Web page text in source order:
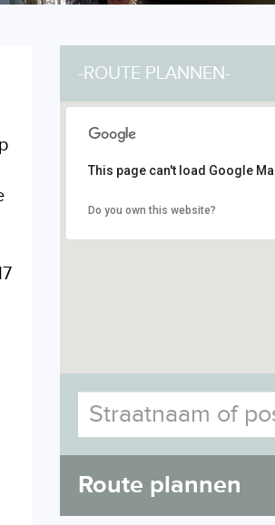
-ROUTE PLANNEN-
This page can't load Google
Do you own this website?
Route plannen